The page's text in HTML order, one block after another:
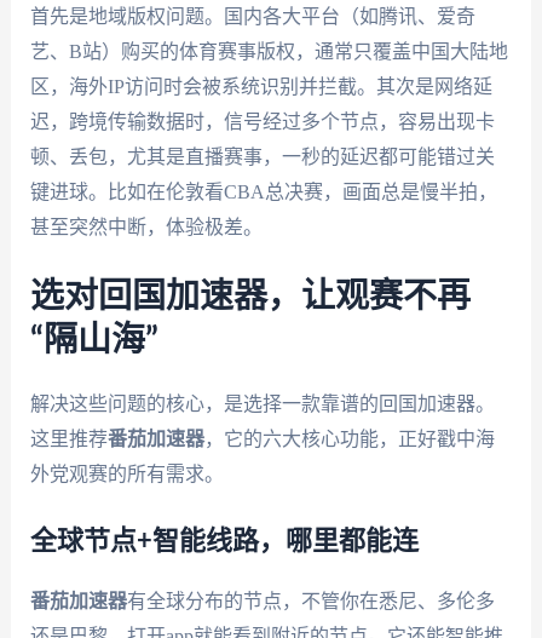
首先是地域版权问题。国内各大平台（如腾讯、爱奇
艺、B站）购买的体育赛事版权，通常只覆盖中国大陆地
区，海外IP访问时会被系统识别并拦截。其次是网络延
迟，跨境传输数据时，信号经过多个节点，容易出现卡
顿、丢包，尤其是直播赛事，一秒的延迟都可能错过关
键进球。比如在伦敦看CBA总决赛，画面总是慢半拍，
甚至突然中断，体验极差。
选对回国加速器，让观赛不再
“隔山海”
解决这些问题的核心，是选择一款靠谱的回国加速器。
这里推荐番茄加速器，它的六大核心功能，正好戳中海
外党观赛的所有需求。
全球节点+智能线路，哪里都能连
番茄加速器有全球分布的节点，不管你在悉尼、多伦多